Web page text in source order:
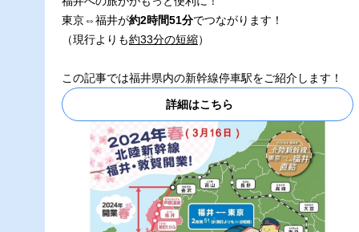
東京⇔福井が約2時間51分でつながります！
（現行よりも約33分の短縮）
この記事では福井県内の新幹線停車駅をご紹介します！
詳細はこちら